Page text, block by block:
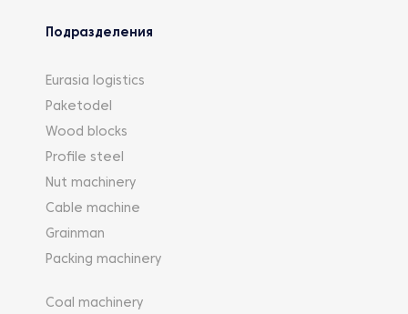
Подразделения
Eurasia logistics
Paketodel
Wood blocks
Profile steel
Nut machinery
Cable machine
Grainman
Packing machinery
Coal machinery